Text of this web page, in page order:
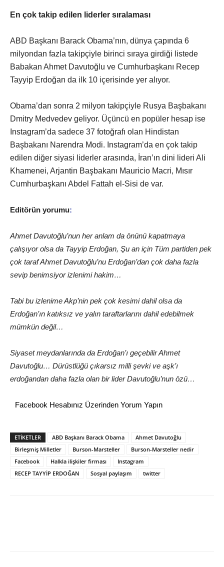
En çok takip edilen liderler sıralaması
ABD Başkanı Barack Obama’nın, dünya çapında 6
milyondan fazla takipçiyle birinci sıraya girdiği listede
Babakan Ahmet Davutoğlu ve Cumhurbaşkanı Recep
Tayyip Erdoğan da ilk 10 içerisinde yer alıyor.
Obama’dan sonra 2 milyon takipçiyle Rusya Başbakanı
Dmitry Medvedev geliyor. Üçüncü en popüler hesap ise
Instagram’da sadece 37 fotoğrafı olan Hindistan
Başbakanı Narendra Modi. Instagram’da en çok takip
edilen diğer siyasi liderler arasında, İran’ın dini lideri Ali
Khamenei, Arjantin Başbakanı Mauricio Macri, Mısır
Cumhurbaşkanı Abdel Fattah el-Sisi de var.
Editörün yorumu:
Ahmet Davutoğlu’nun her anlam da önünü kapatmaya
çalışıyor olsa da Tayyip Erdoğan, Şu an için Tüm partiden pek
çok taraf Ahmet Davutoğlu’nu Erdoğan’dan çok daha fazla
sevip benimsiyor izlenimi hakim…
Tabi bu izlenime Akp’nin pek çok kesimi dahil olsa da
Erdoğan’ın katıksız ve yalın taraftarlarını dahil edebilmek
mümkün değil…
Siyaset meydanlarında da Erdoğan’ı geçebilir Ahmet
Davutoğlu… Dürüstlüğü çıkarsız milli şevki ve aşk’ı
erdoğandan daha fazla olan bir lider Davutoğlu’nun özü…
Facebook Hesabınız Üzerinden Yorum Yapın
ETİKETLER ABD Başkanı Barack Obama
Ahmet Davutoğlu
Birleşmiş Milletler
Burson-Marsteller
Burson-Marsteller nedir
Facebook
Halkla ilişkiler firması
Instagram
RECEP TAYYİP ERDOĞAN
Sosyal paylaşım twitter